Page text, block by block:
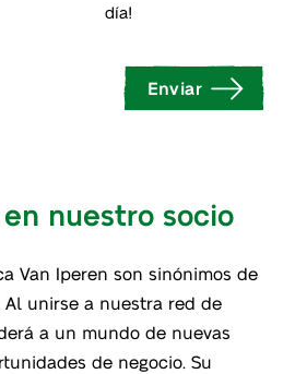
día!
Enviar
nuestro socio
Van Iperen son sinónimos de
unirse a nuestra red de
a un mundo de nuevas
de negocio. Su